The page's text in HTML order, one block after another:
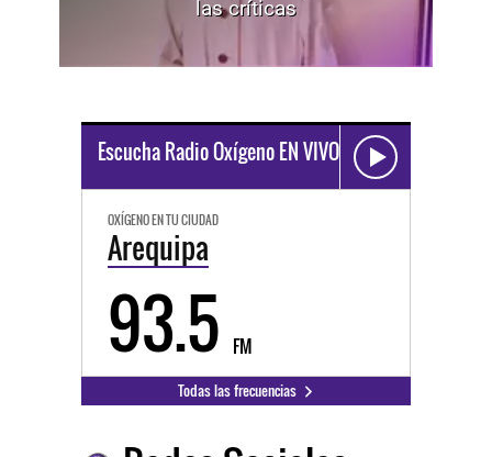
las críticas
Escucha Radio Oxígeno EN VIVO
OXÍGENO EN TU CIUDAD
Arequipa
93.5 FM
Todas las frecuencias